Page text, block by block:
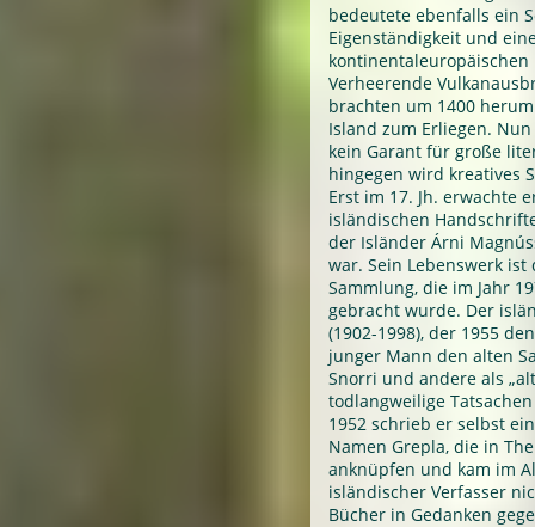
bedeutete ebenfalls ein
Eigenständigkeit und
Verheerende
brachten um 1400
Island zum Erliegen.
kein Garant für große
hingegen wird kreatives
Erst im 17. Jh. erwachte
isländischen
der Isländer Árni
war. Sein Lebenswerk
Sammlung, die im Jahr
gebracht wurde. Der
(1902-1998), der 1955
junger Mann den alten
Snorri und andere als
todlangweilige
1952 schrieb er selbst
Namen Grepla, die in
anknüpfen und kam im
isländischer Verfasser
Bücher in Gedanken